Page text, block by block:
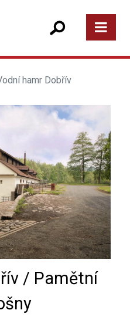
hamr Dobřív
/ Pamětní